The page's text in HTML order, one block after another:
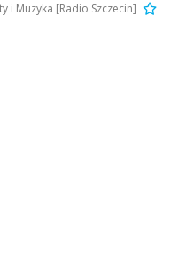
i Muzyka [Radio Szczecin]